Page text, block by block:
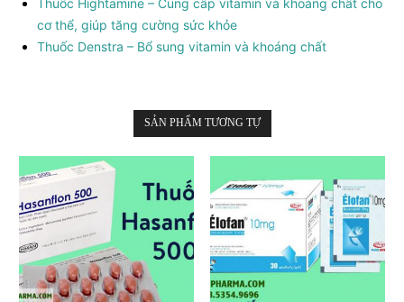
cơ thể, giúp tăng cường sức khỏe
Thuốc Denstra – Bổ sung vitamin và khoáng chất
SẢN PHẨM TƯƠNG TỰ